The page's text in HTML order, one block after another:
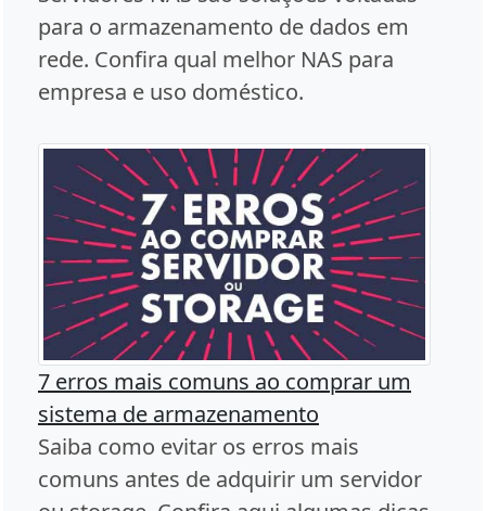
para o armazenamento de dados em
rede. Confira qual melhor NAS para
empresa e uso doméstico.
7 erros mais comuns ao comprar um
sistema de armazenamento
Saiba como evitar os erros mais
comuns antes de adquirir um servidor